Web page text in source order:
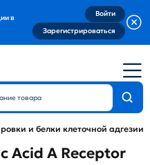
в
Войти
Зарегистрироваться
и белки клеточной адгезии
Acid A Receptor